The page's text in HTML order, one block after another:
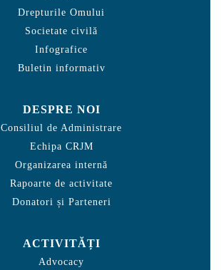
Drepturile Omului
Societate civilă
Infografice
Buletin informativ
DESPRE NOI
Consiliul de Administrare
Echipa CRJM
Organizarea internă
Rapoarte de activitate
Donatori și Parteneri
ACTIVITĂȚI
Advocacy